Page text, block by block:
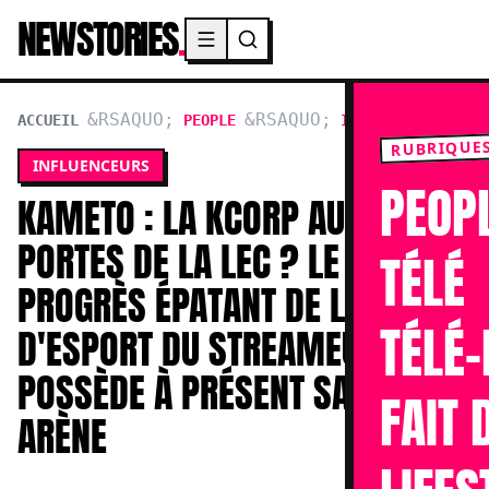
NEWSTORIES.
TÉLÉ
FAIT
ACCUEIL PEOPLE
INFLUENCEURS
:
LA
AUX
DE
LA
LEC
LE
DE
DU
INFLUENCEURS
KAMETO : LA KCORP AUX
PORTES DE LA LEC ? LE
PROGRÈS ÉPATANT DE L'ÉQUIPE
D'ESPORT DU STREAMEUR QUI
POSSÈDE À PRÉSENT SA PROPRE
ARÈNE